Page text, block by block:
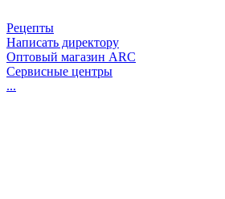
Рецепты
Написать директору
Оптовый магазин ARC
Сервисные центры
...